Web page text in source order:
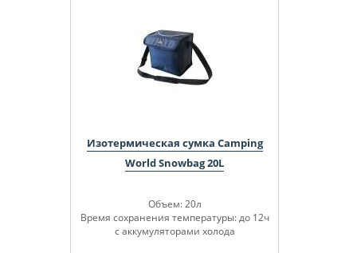
Изотермическая сумка Camping
World Snowbag 20L
Объем: 20л
Время сохранения температуры: до 12ч
с аккумуляторами холода